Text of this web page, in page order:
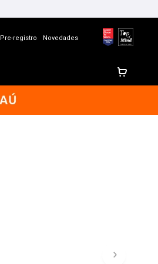
Pre-registro Novedades